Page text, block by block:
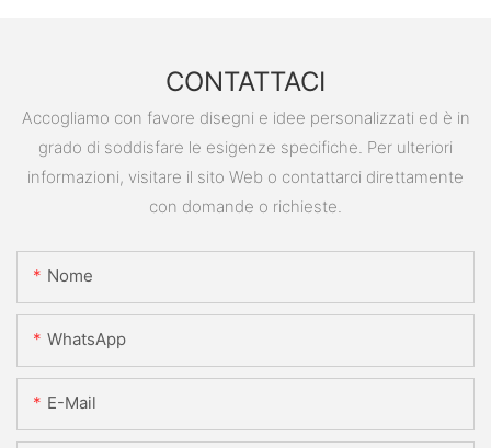
CONTATTACI
Accogliamo con favore disegni e idee personalizzati ed è in
grado di soddisfare le esigenze specifiche. Per ulteriori
informazioni, visitare il sito Web o contattarci direttamente
con domande o richieste.
Nome
WhatsApp
E-Mail